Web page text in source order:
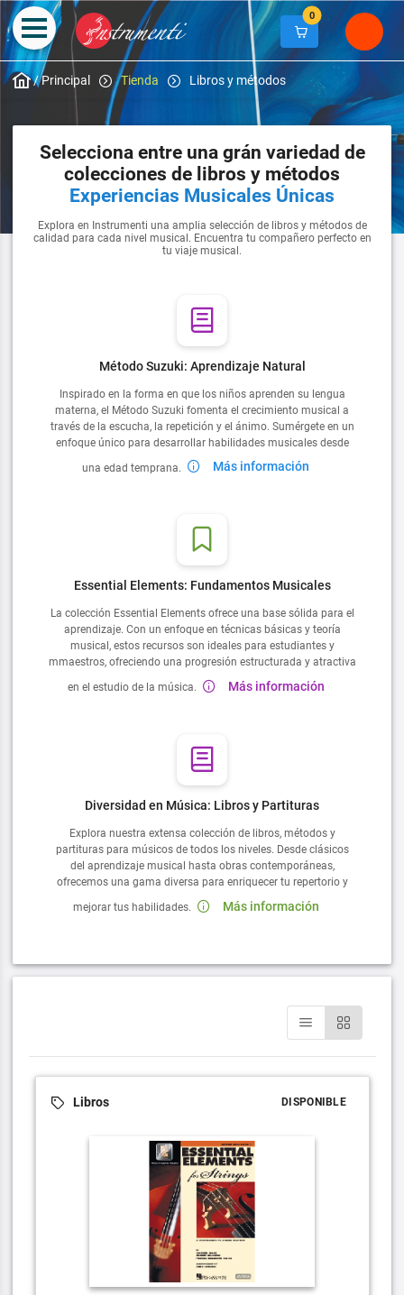
0
/Principal Tienda Libros y métodos
Selecciona entre una grán variedad de
colecciones de libros y métodos
Experiencias Musicales Únicas
Explora en Instrumenti una amplia selección de libros y métodos de
calidad para cada nivel musical. Encuentra tu compañero perfecto en
tu viaje musical.
Método Suzuki: Aprendizaje Natural
Inspirado en la forma en que los niños aprenden su lengua
materna, el Método Suzuki fomenta el crecimiento musical a
través de la escucha, la repetición y el ánimo. Sumérgete en un
enfoque único para desarrollar habilidades musicales desde
una edad temprana.
Más información
Essential Elements: Fundamentos Musicales
La colección Essential Elements ofrece una base sólida para el
aprendizaje. Con un enfoque en técnicas básicas y teoría
musical, estos recursos son ideales para estudiantes y
mmaestros, ofreciendo una progresión estructurada y atractiva
en el estudio de la música.
Más información
Diversidad en Música: Libros y Partituras
Explora nuestra extensa colección de libros, métodos y
partituras para músicos de todos los niveles. Desde clásicos
del aprendizaje musical hasta obras contemporáneas,
ofrecemos una gama diversa para enriquecer tu repertorio y
mejorar tus habilidades.
Más información
Libros DISPONIBLE